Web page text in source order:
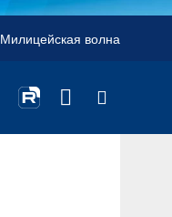
Милицейская волна